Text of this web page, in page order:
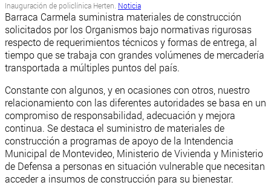
Inauguración de policlínica Herten. Noticia
Barraca Carmela suministra materiales de construcción
solicitados por los Organismos bajo normativas rigurosas
respecto de requerimientos técnicos y formas de entrega, al
tiempo que se trabaja con grandes volúmenes de mercadería
transportada a múltiples puntos del país.
Constante con algunos, y en ocasiones con otros, nuestro
relacionamiento con las diferentes autoridades se basa en un
compromiso de responsabilidad, adecuación y mejora
continua. Se destaca el suministro de materiales de
construcción a programas de apoyo de la Intendencia
Municipal de Montevideo, Ministerio de Vivienda y Ministerio
de Defensa a personas en situación vulnerable que necesitan
acceder a insumos de construcción para su bienestar.